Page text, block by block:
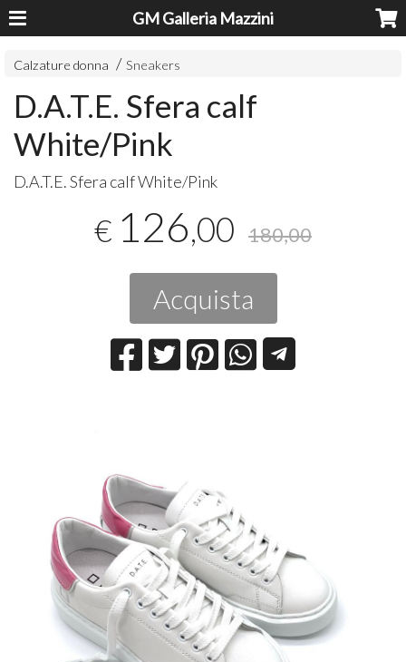
GM Galleria Mazzini
Calzature donna Sneakers
D.A.T.E. Sfera calf
White/Pink
D.A.T.E. Sfera calf White/Pink
€ 126,00 180,00
Acquista